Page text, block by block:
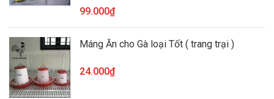
99.000₫
Máng Ăn cho Gà loại Tốt ( trang trại )
24.000₫